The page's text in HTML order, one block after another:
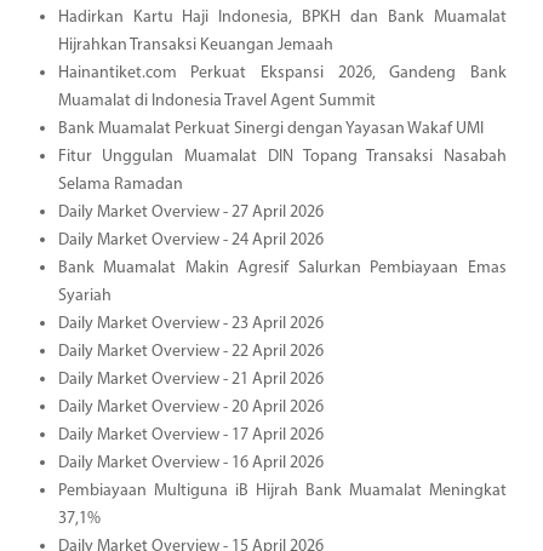
Hadirkan Kartu Haji Indonesia, BPKH dan Bank Muamalat
Hijrahkan Transaksi Keuangan Jemaah
Hainantiket.com Perkuat Ekspansi 2026, Gandeng Bank
Muamalat di Indonesia Travel Agent Summit
Bank Muamalat Perkuat Sinergi dengan Yayasan Wakaf UMI
Fitur Unggulan Muamalat DIN Topang Transaksi Nasabah
Selama Ramadan
Daily Market Overview - 27 April 2026
Daily Market Overview - 24 April 2026
Bank Muamalat Makin Agresif Salurkan Pembiayaan Emas
Syariah
Daily Market Overview - 23 April 2026
Daily Market Overview - 22 April 2026
Daily Market Overview - 21 April 2026
Daily Market Overview - 20 April 2026
Daily Market Overview - 17 April 2026
Daily Market Overview - 16 April 2026
Pembiayaan Multiguna iB Hijrah Bank Muamalat Meningkat
37,1%
Daily Market Overview - 15 April 2026